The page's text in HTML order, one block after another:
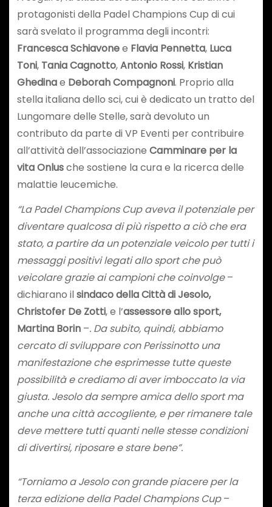
protagonisti della Padel Champions Cup di cui
sarà svelato il programma degli incontri:
Francesca Schiavonee Flavia Pennetta, Luca
Toni, Tania Cagnotto,Antonio Rossi, Kristian
Ghedinae Deborah Compagnoni. Proprio alla
stella italiana dello sci, cui è dedicato un tratto del
Lungomare delle Stelle, sarà devoluto un
contributo da parte di VP Eventi per contribuire
all’attività dell’associazione Camminare per la
vita Onlusche sostiene la cura e la ricerca delle
malattie leucemiche.
“La Padel Champions Cup aveva il potenziale per
diventare qualcosa di più rispetto a ciò che era
stato, a partire da un potenziale veicolo per tutti i
messaggi positivi legati allo sport che può
veicolare grazie ai campioni che coinvolge–
dichiarano ilsindaco della Città di Jesolo,
Christofer De Zotti, e l’assessore allo sport,
Martina Borin –. Da subito, quindi, abbiamo
cercato di sviluppare con Perissinotto una
manifestazione che esprimesse tutte queste
possibilità e crediamo di aver imboccato la via
giusta. Jesolo da sempre amica dello sport ma
anche una città accogliente, e per rimanere tale
deve mettere tutti quanti nelle stesse condizioni
di divertirsi, riposare e stare bene”.
“Torniamo a Jesolo con grande piacere per la
terza edizione della Padel Champions Cup–